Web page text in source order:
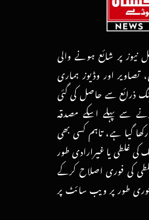
نیوز پر شائع ہونے والی
اور وڈیوز ہماری
ذرائع سے حاصل کی گئی
سے پہلے اسکے مصدقہ
گیا ہے، تاہم کسی بھی
کی غلطی یا غیرارادی طور
کی فوری اصلاح کرکے
فوری طور پر ویب سائٹ پر